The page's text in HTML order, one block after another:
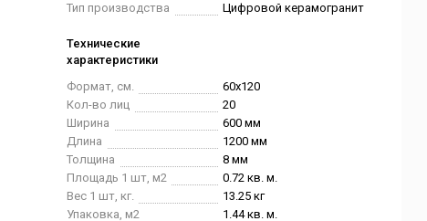
Тип производства
Цифровой керамогранит
Технические
характеристики
Формат, см.
60x120
Кол-во лиц
20
Ширина
600 мм
Длина
1200 мм
Толщина
8 мм
Площадь 1 шт, м2
0.72 кв. м.
Вес 1 шт, кг.
13.25 кг
Упаковка, м2
1.44 кв. м.